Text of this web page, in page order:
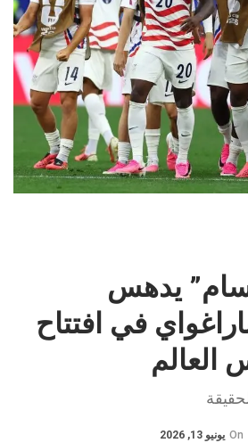
سام” يدهس
في افتتاح
العالم
On يونيو 13, 2026